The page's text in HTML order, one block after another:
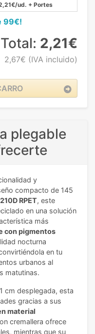
ud. + Portes
99€!
Total: 2,21€
2,67€ (IVA incluido)
plegable
y
compacto de 145
RPET, este
en una solución
más
con pigmentos
nocturna
en tu
urbanos al
matutinas.
cm desplegada, esta
gracias a sus
material
cremallera ofrece
mientras que su